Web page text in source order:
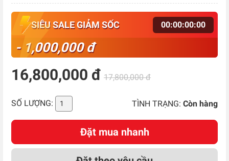
SIÊU SALE GIẢM SỐC 00:00:00:00
- 1,000,000 đ
16,800,000 đ 17,800,000 đ
SỐ LƯỢNG: TÌNH TRẠNG: Còn hàng
Đặt mua nhanh